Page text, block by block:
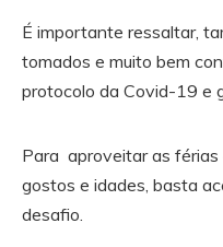
É importante ressaltar,
tomados e muito bem
protocolo da Covid-19 e
Para aproveitar as férias
gostos e idades, basta
desafio.